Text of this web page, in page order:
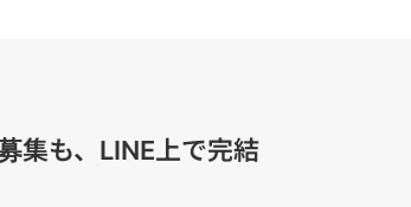
集も、LINE上で完結